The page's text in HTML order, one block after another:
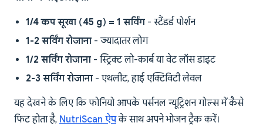
1/4 कप सूखा (45 g) = 1 सर्विंग - स्टैंडर्ड पोर्शन
1-2 सर्विंग रोजाना - ज्यादातर लोग
1/2 सर्विंग रोजाना - स्ट्रिक्ट लो-कार्ब या वेट लॉस डाइट
2-3 सर्विंग रोजाना - एथलीट, हाई एक्टिविटी लेवल
यह देखने के लिए कि फोनियो आपके पर्सनल न्यूट्रिशन गोल्स में कैसे
फिट होता है, NutriScan ऐपके साथ अपने भोजन ट्रैक करें।